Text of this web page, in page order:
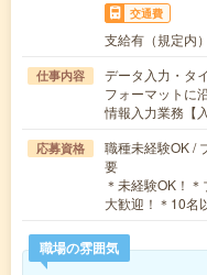
交通費
支給有（規定内）
仕事内容
データ入力・タ
フォーマットに
情報入力業務【
応募資格
職種未経験OK /
要
＊未経験OK！
大歓迎！＊10名
職場の雰囲気